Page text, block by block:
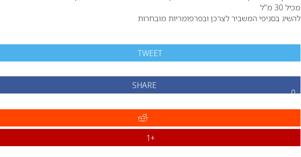
מכיל 30 מ"ל
להשיג בסניפי המשביר לצרכן ובפרפומריות מובחרות
TWEET
SHARE
0
+1